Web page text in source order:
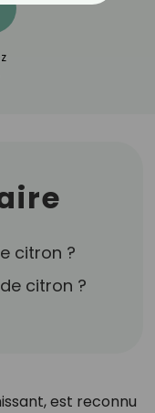
citron ?
citron ?
est reconnu